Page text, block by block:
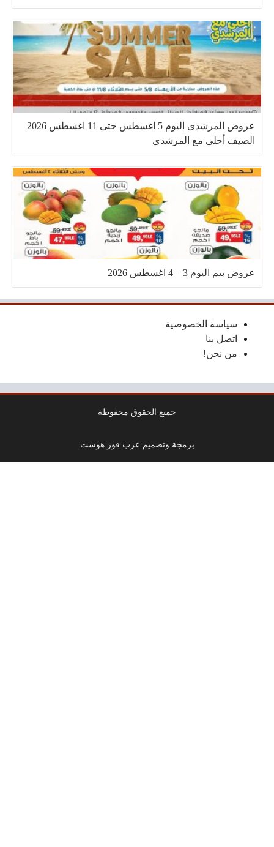
عروض المرشدى اليوم 5 اغسطس حتى 11 اغسطس 2026
الصيف أحلى مع المرشدى
عروض بيم اليوم 3 – 4 اغسطس 2026
سياسة الخصوصية
اتصل بنا
من نحن!
جميع الحقوق محفوظة
برمجة وتصميم عرب فور هوست